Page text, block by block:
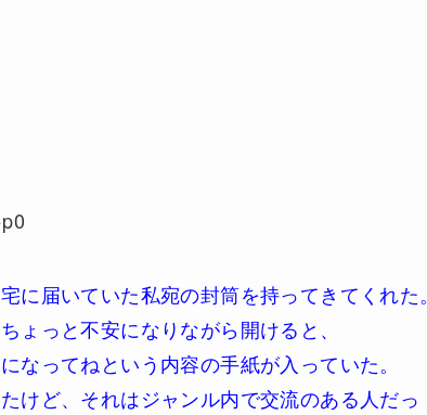
届いていた私宛の封筒を持ってきてくれた。
ょっと不安になりながら開けると、
なってねという内容の手紙が入っていた。
けど、それはジャンル内で交流のある人だっ